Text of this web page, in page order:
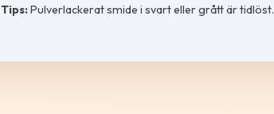
Tips:Pulverlackerat smide i svart eller grått är tidlöst.